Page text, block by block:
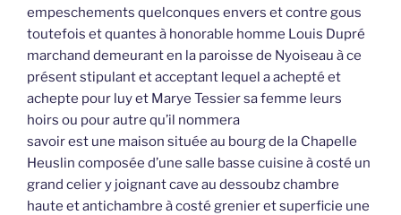
empeschements quelconques envers et contre gous
toutefois et quantes à honorable homme Louis Dupré
marchand demeurant en la paroisse de Nyoiseau à ce
présent stipulant et acceptant lequel a achepté et
achepte pour luy et Marye Tessier sa femme leurs
hoirs ou pour autre qu’il nommera
savoir est une maison située au bourg de la Chapelle
Heuslin composée d’une salle basse cuisine à costé un
grand celier y joignant cave au dessoubz chambre
haute et antichambre à costé grenier et superficie une